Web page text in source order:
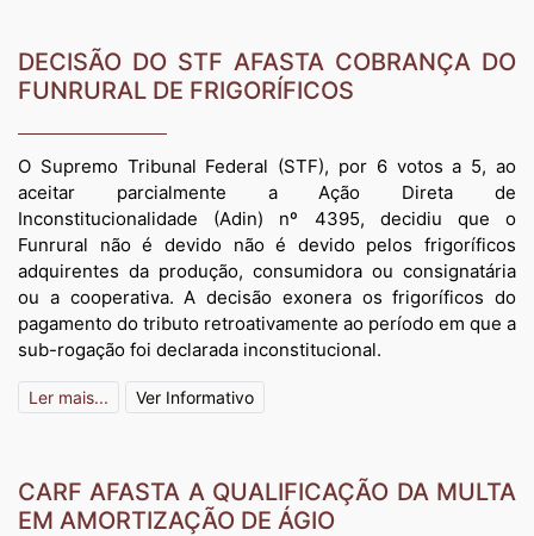
DECISÃO DO STF AFASTA COBRANÇA DO
FUNRURAL DE FRIGORÍFICOS
O Supremo Tribunal Federal (STF), por 6 votos a 5, ao
aceitar parcialmente a Ação Direta de
Inconstitucionalidade (Adin) nº 4395, decidiu que o
Funrural não é devido não é devido pelos frigoríficos
adquirentes da produção, consumidora ou consignatária
ou a cooperativa. A decisão exonera os frigoríficos do
pagamento do tributo retroativamente ao período em que a
sub-rogação foi declarada inconstitucional.
Ler mais... Ver Informativo
CARF AFASTA A QUALIFICAÇÃO DA MULTA
EM AMORTIZAÇÃO DE ÁGIO